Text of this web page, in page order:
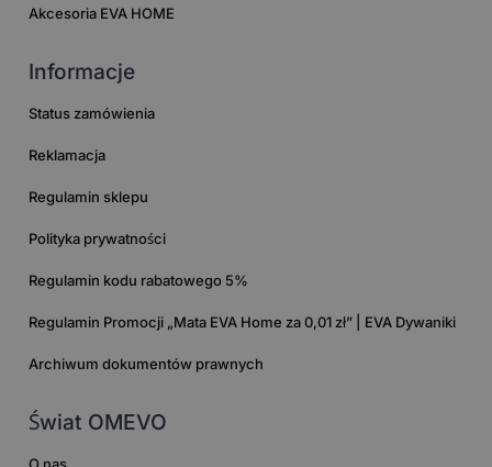
Akcesoria EVA HOME
Informacje
Status zamówienia
Reklamacja
Regulamin sklepu
Polityka prywatności
Regulamin kodu rabatowego 5%
Regulamin Promocji „Mata EVA Home za 0,01 zł” | EVA Dywaniki
Archiwum dokumentów prawnych
Świat OMEVO
O nas